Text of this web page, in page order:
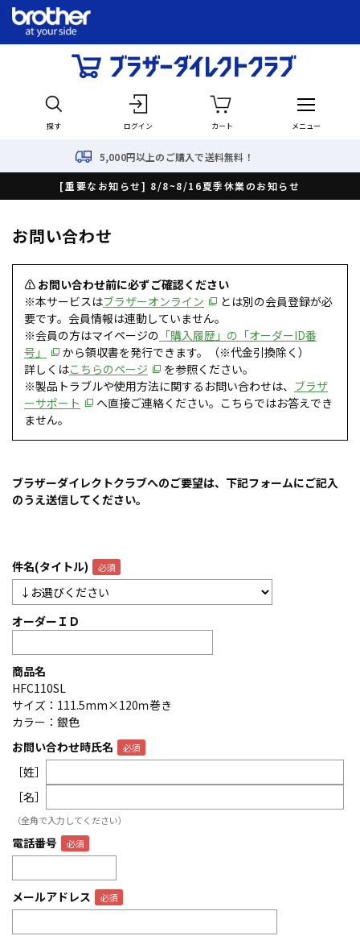
探す ログイン カート メニュー
5,000円以上のご購入で送料無料！
[重要なお知らせ] 8/8~8/16夏季休業のお知らせ
お問い合わせ
⚠ お問い合わせ前に必ずご確認ください
※本サービスはブラザーオンライン
とは別の会員登録が必
要です。会員情報は連動していません。
※会員の方はマイページの 「購入履歴」の「オーダーID番
号」
から領収書を発行できます。（※代金引換除く）
詳しくはこちらのページ
を参照ください。
※製品トラブルや使用方法に関するお問い合わせは、 ブラザ
ーサポート
へ直接ご連絡ください。こちらではお答えでき
ません。
ブラザーダイレクトクラブへのご要望は、下記フォームにご記入
のうえ送信してください。
件名(タイトル)
オーダーＩＤ
商品名
HFC110SL
サイズ：111.5mm×120ｍ巻き
カラー：銀色
お問い合わせ時氏名
［姓］
［名］
（全角で入力してください）
電話番号
メールアドレス